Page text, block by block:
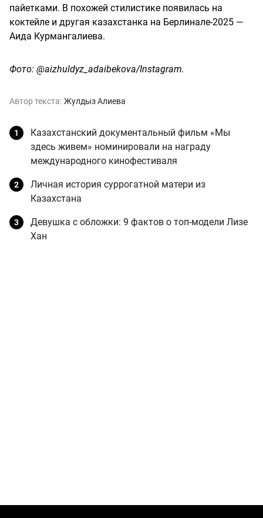
пайетками. В похожей стилистике появилась на
коктейле и другая казахстанка на Берлинале-2025 —
Аида Курмангалиева.
Фото: @aizhuldyz_adaibekova/Instagram.
Автор текста: Жулдыз Алиева
Казахстанский документальный фильм «Мы
здесь живем» номинировали на награду
международного кинофестиваля
Личная история суррогатной матери из
Казахстана
Девушка с обложки: 9 фактов о топ-модели Лизе
Хан